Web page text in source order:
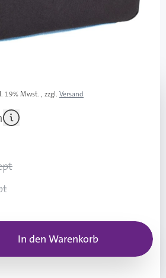
19% Mwst. , zzgl. Versand
In den Warenkorb